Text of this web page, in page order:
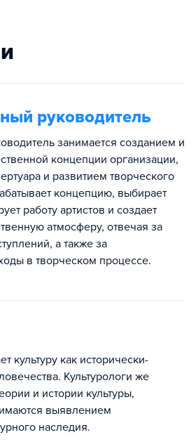
руководитель
занимается созданием и
концепции организации,
и развитием творческого
концепцию, выбирает
работу артистов и создает
атмосферу, отвечая за
а также за
в творческом процессе.
культуру как исторически-
Культурологи же
и истории культуры,
выявлением
наследия.